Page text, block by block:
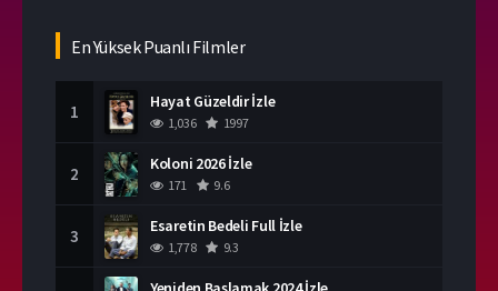
En Yüksek Puanlı Filmler
1 Hayat Güzeldir İzle
1,036 1997
2 Koloni 2026 İzle
171 9.6
3 Esaretin Bedeli Full İzle
1,778 9.3